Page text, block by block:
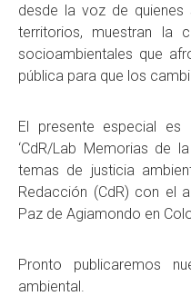
desde la voz de
territorios, muestran la
socioambientales que
pública para que los
El presente especial
‘CdR/Lab Memorias de
temas de justicia
Redacción (CdR) con el
Paz de Agiamondo en
Pronto publicaremos
ambiental.